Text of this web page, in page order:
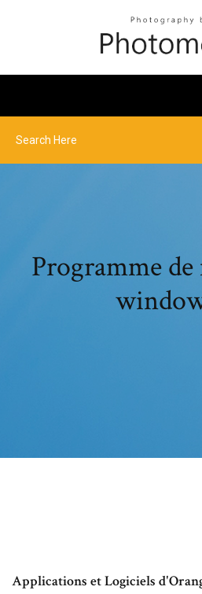
Programme de
Applications et Logiciels